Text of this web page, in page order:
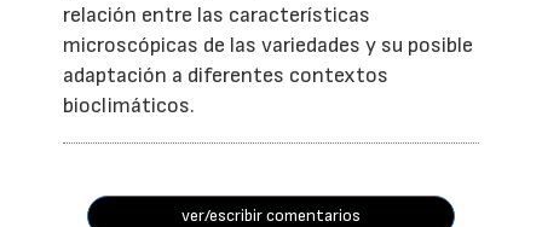
relación entre las características
microscópicas de las variedades y su posible
adaptación a diferentes contextos
bioclimáticos.
ver/escribir comentarios